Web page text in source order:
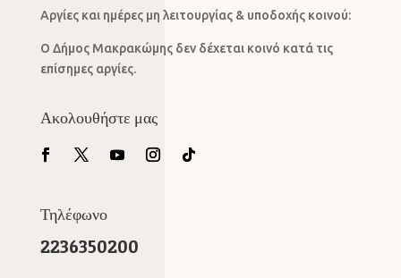
Αργίες και ημέρες μη λειτουργίας & υποδοχής κοινού:
Ο Δήμος Μακρακώμης δεν δέχεται κοινό κατά τις
επίσημες αργίες.
Ακολουθήστε μας
Τηλέφωνο
2236350200